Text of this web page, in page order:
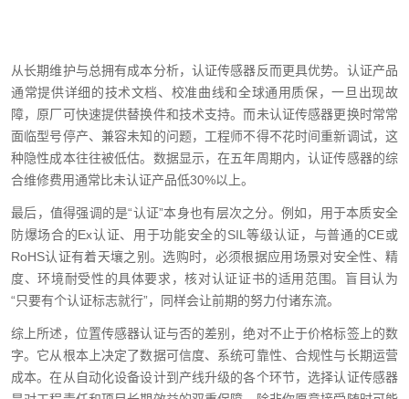
从长期维护与总拥有成本分析，认证传感器反而更具优势。认证产品
通常提供详细的技术文档、校准曲线和全球通用质保，一旦出现故
障，原厂可快速提供替换件和技术支持。而未认证传感器更换时常常
面临型号停产、兼容未知的问题，工程师不得不花时间重新调试，这
种隐性成本往往被低估。数据显示，在五年周期内，认证传感器的综
合维修费用通常比未认证产品低30%以上。
最后，值得强调的是“认证”本身也有层次之分。例如，用于本质安全
防爆场合的Ex认证、用于功能安全的SIL等级认证，与普通的CE或
RoHS认证有着天壤之别。选购时，必须根据应用场景对安全性、精
度、环境耐受性的具体要求，核对认证证书的适用范围。盲目认为
“只要有个认证标志就行”，同样会让前期的努力付诸东流。
综上所述，位置传感器认证与否的差别，绝对不止于价格标签上的数
字。它从根本上决定了数据可信度、系统可靠性、合规性与长期运营
成本。在从自动化设备设计到产线升级的各个环节，选择认证传感器